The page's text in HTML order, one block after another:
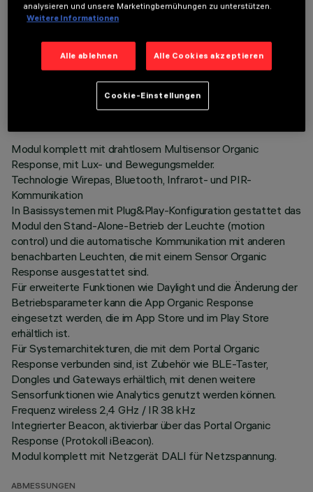
TECHNISCHE DATEN
Modul komplett mit drahtlosem Multisensor Organic
Response, mit Lux- und Bewegungsmelder.
Technologie Wirepas, Bluetooth, Infrarot- und PIR-
Kommunikation
In Basissystemen mit Plug&Play-Konfiguration gestattet das
Modul den Stand-Alone-Betrieb der Leuchte (motion
control) und die automatische Kommunikation mit anderen
benachbarten Leuchten, die mit einem Sensor Organic
Response ausgestattet sind.
Für erweiterte Funktionen wie Daylight und die Änderung der
Betriebsparameter kann die App Organic Response
eingesetzt werden, die im App Store und im Play Store
erhältlich ist.
Für Systemarchitekturen, die mit dem Portal Organic
Response verbunden sind, ist Zubehör wie BLE-Taster,
Dongles und Gateways erhältlich, mit denen weitere
Sensorfunktionen wie Analytics genutzt werden können.
Frequenz wireless 2,4 GHz / IR 38 kHz
Integrierter Beacon, aktivierbar über das Portal Organic
Response (Protokoll iBeacon).
Modul komplett mit Netzgerät DALI für Netzspannung.
ABMESSUNGEN
analysieren und unsere Marketingbemühungen zu unterstützen.
Weitere Informationen
Alle ablehnen Alle Cookies akzeptieren
Cookie-Einstellungen